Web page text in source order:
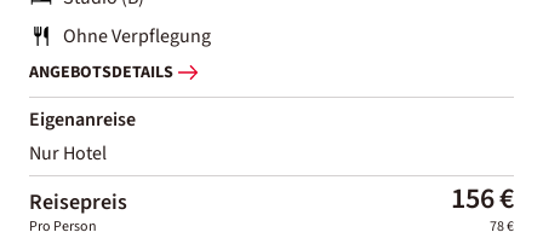
Ohne Verpflegung
ANGEBOTSDETAILS
Eigenanreise
Nur Hotel
Reisepreis 156 €
Pro Person 78 €